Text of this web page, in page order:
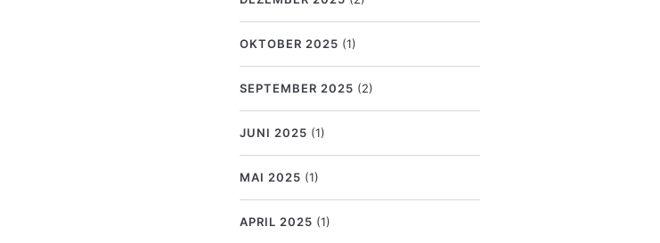
OKTOBER 2025 (1)
SEPTEMBER 2025 (2)
JUNI 2025 (1)
MAI 2025 (1)
APRIL 2025 (1)